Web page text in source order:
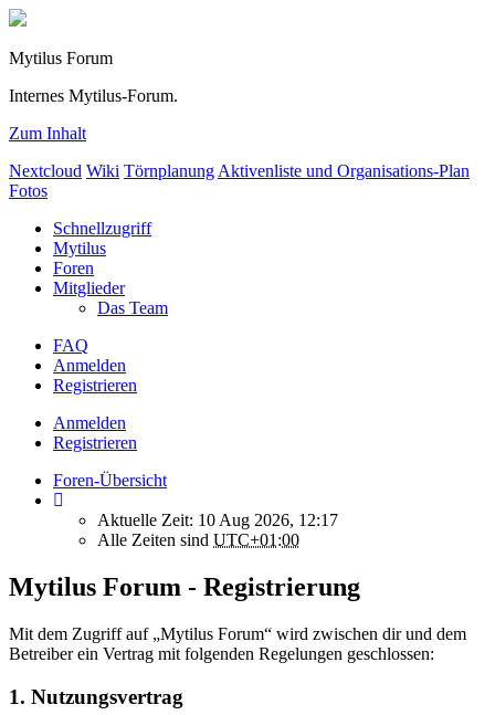
Mytilus Forum
Internes Mytilus-Forum.
Zum Inhalt
Nextcloud Wiki Törnplanung Aktivenliste und Organisations-Plan
Fotos
Schnellzugriff
Mytilus
Foren
Mitglieder
Das Team
FAQ
Anmelden
Registrieren
Anmelden
Registrieren
Foren-Übersicht
Aktuelle Zeit: 10 Aug 2026, 12:17
Alle Zeiten sind UTC+01:00
Mytilus Forum - Registrierung
Mit dem Zugriff auf „Mytilus Forum“ wird zwischen dir und dem
Betreiber ein Vertrag mit folgenden Regelungen geschlossen:
1. Nutzungsvertrag